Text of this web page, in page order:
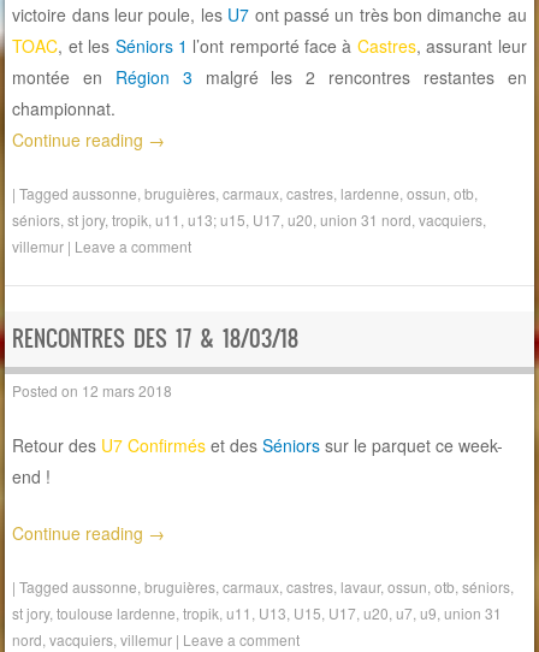
victoire dans leur poule, les U7 ont passé un très bon dimanche au
TOAC, et les Séniors 1 l’ont remporté face à Castres, assurant leur
montée en Région 3 malgré les 2 rencontres restantes en
championnat.
Continue reading →
|Taggedaussonne ,bruguières ,carmaux ,castres lardenne ,ossun ,otb
séniors ,st jory,tropik ,u11 ,u13; u15 U17 ,u20 ,union 31 nord ,vacquiers
villemur | Leave a comment
RENCONTRES DES 17 & 18/03/18
Posted on 12 mars 2018
Retour des U7 Confirmés et desSéniors sur le parquet ce week-
end !
Continue reading →
|Taggedaussonne ,bruguières ,carmaux ,castres lavaur,ossun ,otb ,séniors
st jory,toulouse lardenne ,tropik ,u11 U13 U15 U17 ,u20 ,u7 ,u9 ,union 31
nord ,vacquiers ,villemur | Leave a comment